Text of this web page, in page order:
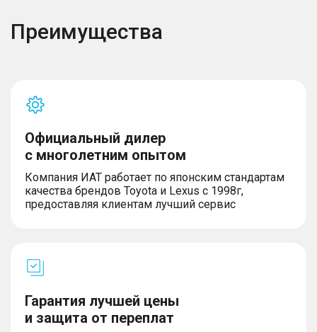
Преимущества
Официальный дилер
с многолетним опытом
Компания ИАТ работает по японским стандартам
качества брендов Toyota и Lexus с 1998г,
предоставляя клиентам лучший сервис
Гарантия лучшей цены
и защита от переплат